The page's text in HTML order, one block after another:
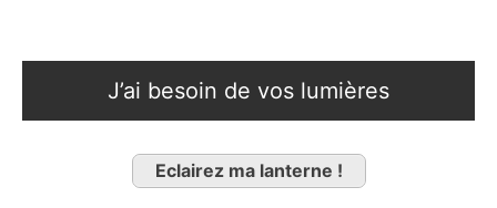
J’ai besoin de vos lumières
Eclairez ma lanterne !